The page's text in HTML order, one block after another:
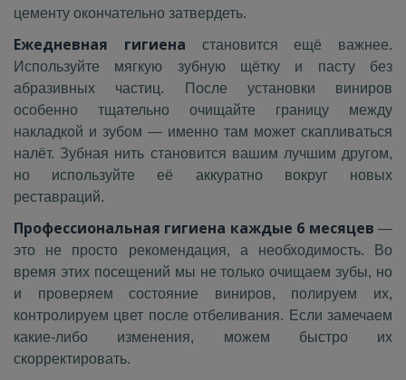
цементу окончательно затвердеть.
Ежедневная гигиена становится ещё важнее.
Используйте мягкую зубную щётку и пасту без
абразивных частиц. После установки виниров
особенно тщательно очищайте границу между
накладкой и зубом — именно там может скапливаться
налёт. Зубная нить становится вашим лучшим другом,
но используйте её аккуратно вокруг новых
реставраций.
Профессиональная гигиена каждые 6 месяцев —
это не просто рекомендация, а необходимость. Во
время этих посещений мы не только очищаем зубы, но
и проверяем состояние виниров, полируем их,
контролируем цвет после отбеливания. Если замечаем
какие‑либо изменения, можем быстро их
скорректировать.